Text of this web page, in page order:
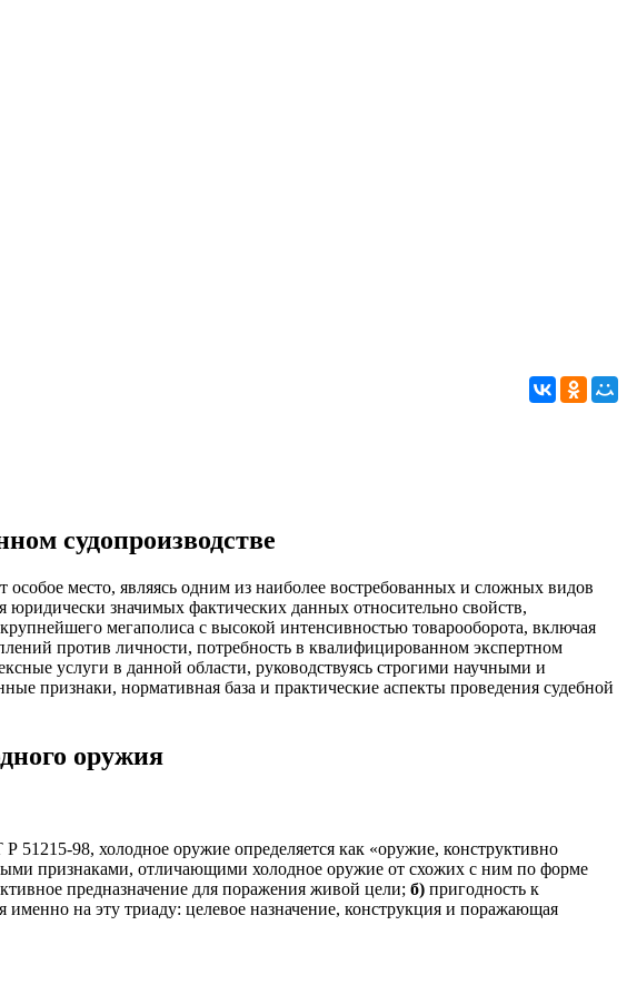
судопроизводстве
особое место, являясь одним из наиболее востребованных и сложных видов
значимых фактических данных относительно свойств,
мегаполиса с высокой интенсивностью товарооборота, включая
против личности, потребность в квалифицированном экспертном
услуги в данной области, руководствуясь строгими научными и
признаки, нормативная база и практические аспекты проведения судебной
оружия
98, холодное оружие определяется как «оружие, конструктивно
признаками, отличающими холодное оружие от схожих с ним по форме
предназначение для поражения живой цели; б) пригодность к
на эту триаду: целевое назначение, конструкция и поражающая